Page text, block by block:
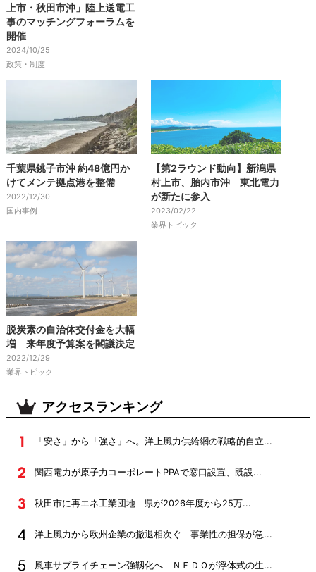
上市・秋田市沖」陸上送電工
事のマッチングフォーラムを
開催
2024/10/25
政策・制度
千葉県銚子市沖 約48億円か
けてメンテ拠点港を整備
2022/12/30
国内事例
【第2ラウンド動向】新潟県
村上市、胎内市沖 東北電力
が新たに参入
2023/02/22
業界トピック
脱炭素の自治体交付金を大幅
増 来年度予算案を閣議決定
2022/12/29
業界トピック
アクセスランキング
「安さ」から「強さ」へ。洋上風力供給網の戦略的自立...
関西電力が原子力コーポレートPPAで窓口設置、既設...
秋田市に再エネ工業団地 県が2026年度から25万...
洋上風力から欧州企業の撤退相次ぐ 事業性の担保が急...
風車サプライチェーン強靱化へ ＮＥＤＯが浮体式の生...